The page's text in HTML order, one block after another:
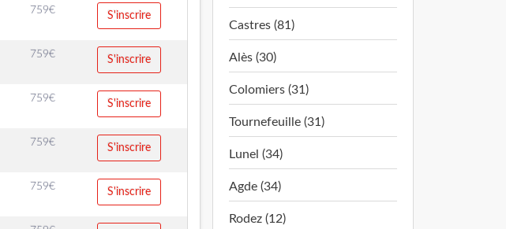
759€ S'inscrire
759€ S'inscrire
759€ S'inscrire
759€ S'inscrire
759€ S'inscrire
Castres (81)
Alès (30)
Colomiers (31)
Tournefeuille (31)
Lunel (34)
Agde (34)
Rodez (12)